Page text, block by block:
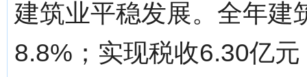
建筑业平稳发展。全年建
8.8%；实现税收6.30亿